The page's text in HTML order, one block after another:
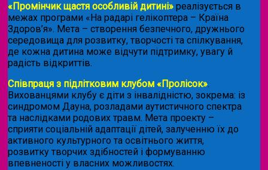
«Промінчик щастя особливій дитині» реалізується в
межах програми «На радарі гелікоптера – Країна
Здоров’я». Мета – створення безпечного, дружнього
середовища для розвитку, творчості та спілкування,
де кожна дитина може відчути підтримку, увагу й
радість відкриттів.
Співпраця з підлітковим клубом «Пролісок».
Вихованцями клубу є діти з інвалідністю, зокрема: із
синдромом Дауна, розладами аутистичного спектра
та наслідками родових травм. Мета проекту –
сприяти соціальній адаптації дітей, залученню їх до
активного культурного та освітнього життя,
розвитку творчих здібностей і формуванню
впевненості у власних можливостях.